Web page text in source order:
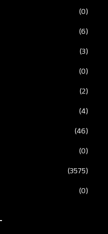
(0)
(6)
(3)
(0)
(2)
(4)
(46)
(0)
(3575)
(0)